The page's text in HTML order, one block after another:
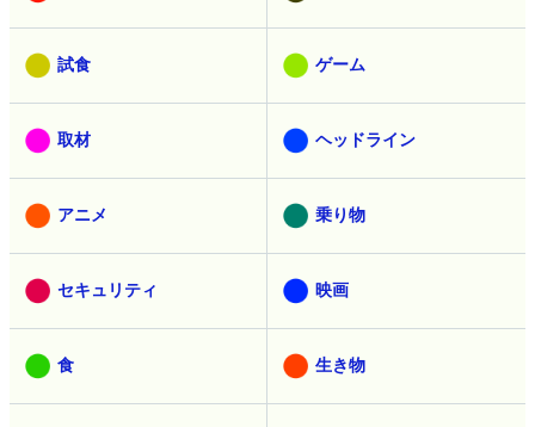
試食 ゲーム
取材 ヘッドライン
アニメ 乗り物
セキュリティ 映画
食 生き物